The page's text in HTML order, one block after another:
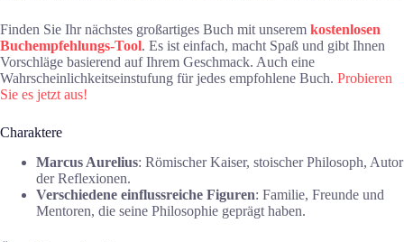
Finden Sie Ihr nächstes großartiges Buch mit unserem kostenlosen
Buchempfehlungs-Tool. Es ist einfach, macht Spaß und gibt Ihnen
Vorschläge basierend auf Ihrem Geschmack. Auch eine
Wahrscheinlichkeitseinstufung für jedes empfohlene Buch. Probieren
Sie es jetzt aus!
Charaktere
Marcus Aurelius: Römischer Kaiser, stoischer Philosoph, Autor
der Reflexionen.
Verschiedene einflussreiche Figuren: Familie, Freunde und
Mentoren, die seine Philosophie geprägt haben.